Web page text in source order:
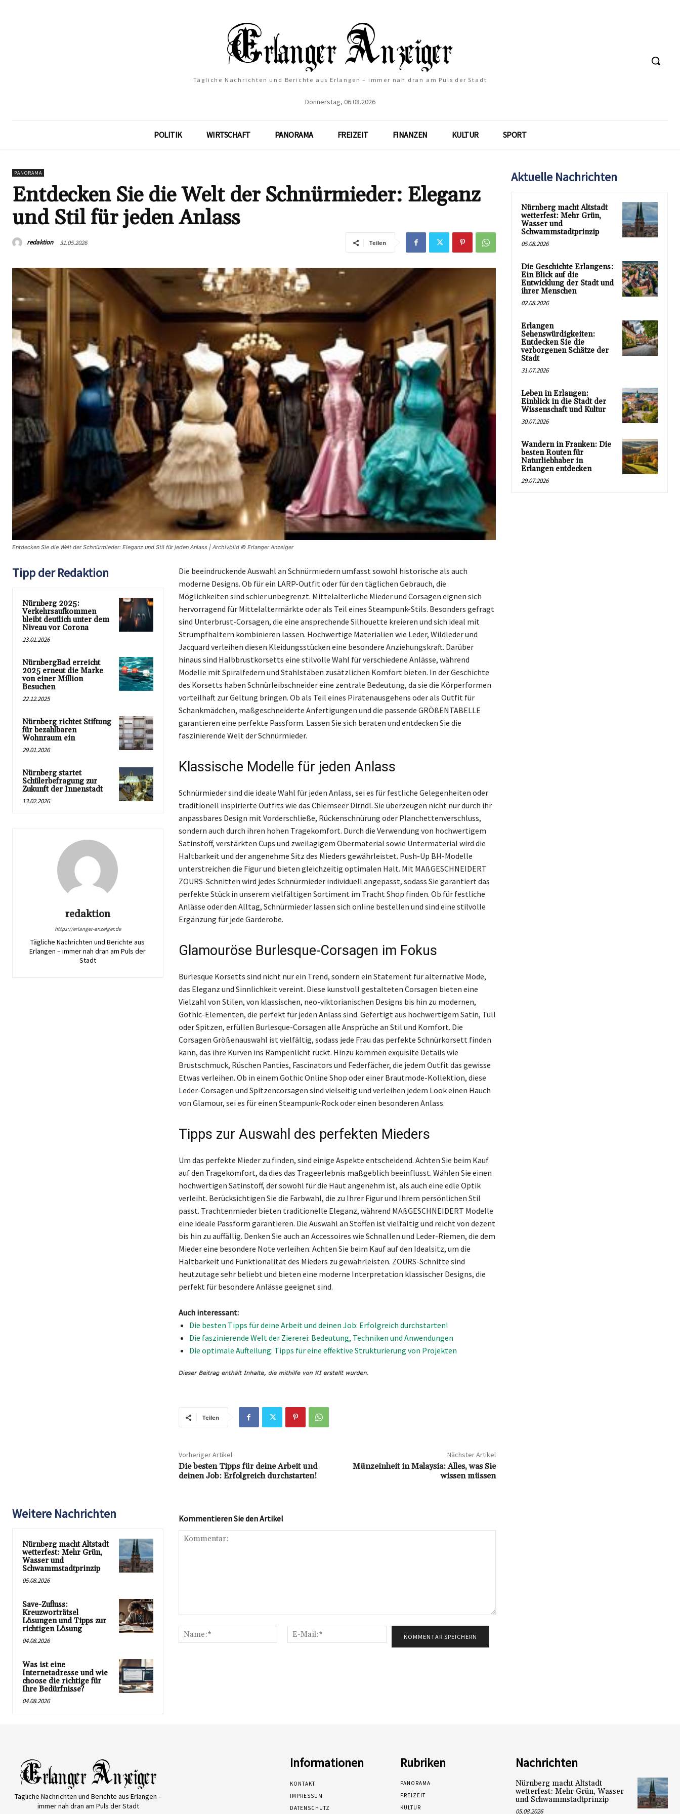
Tägliche Nachrichten und Berichte aus Erlangen – immer nah dran am Puls der Stadt
Donnerstag, 06.08.2026
POLITIK WIRTSCHAFT PANORAMA FREIZEIT FINANZEN KULTUR SPORT
PANORAMA
Entdecken Sie die Welt der Schnürmieder: Eleganz
und Stil für jeden Anlass
redaktion 31.05.2026 Teilen
Entdecken Sie die Welt der Schnürmieder: Eleganz und Stil für jeden Anlass | Archivbild © Erlanger Anzeiger
Tipp der Redaktion
Nürnberg 2025:
Verkehrsaufkommen
bleibt deutlich unter dem
Niveau vor Corona
23.01.2026
NürnbergBad erreicht
2025 erneut die Marke
von einer Million
Besuchen
22.12.2025
Nürnberg richtet Stiftung
für bezahlbaren
Wohnraum ein
29.01.2026
Nürnberg startet
Schülerbefragung zur
Zukunft der Innenstadt
13.02.2026
redaktion
https://erlanger-anzeiger.de
Tägliche Nachrichten und Berichte aus
Erlangen – immer nah dran am Puls der
Stadt
Die beeindruckende Auswahl an Schnürmiedern umfasst sowohl historische als auch
moderne Designs. Ob für ein LARP-Outfit oder für den täglichen Gebrauch, die
Möglichkeiten sind schier unbegrenzt. Mittelalterliche Mieder und Corsagen eignen sich
hervorragend für Mittelaltermärkte oder als Teil eines Steampunk-Stils. Besonders gefragt
sind Unterbrust-Corsagen, die eine ansprechende Silhouette kreieren und sich ideal mit
Strumpfhaltern kombinieren lassen. Hochwertige Materialien wie Leder, Wildleder und
Jacquard verleihen diesen Kleidungsstücken eine besondere Anziehungskraft. Darüber
hinaus sind Halbbrustkorsetts eine stilvolle Wahl für verschiedene Anlässe, während
Modelle mit Spiralfedern und Stahlstäben zusätzlichen Komfort bieten. In der Geschichte
des Korsetts haben Schnürleibschneider eine zentrale Bedeutung, da sie die Körperformen
vorteilhaft zur Geltung bringen. Ob als Teil eines Piratenausgehens oder als Outfit für
Schankmädchen, maßgeschneiderte Anfertigungen und die passende GRÖßENTABELLE
garantieren eine perfekte Passform. Lassen Sie sich beraten und entdecken Sie die
faszinierende Welt der Schnürmieder.
Klassische Modelle für jeden Anlass
Schnürmieder sind die ideale Wahl für jeden Anlass, sei es für festliche Gelegenheiten oder
traditionell inspirierte Outfits wie das Chiemseer Dirndl. Sie überzeugen nicht nur durch ihr
anpassbares Design mit Vorderschließe, Rückenschnürung oder Planchettenverschluss,
sondern auch durch ihren hohen Tragekomfort. Durch die Verwendung von hochwertigem
Satinstoff, verstärkten Cups und zweilagigem Obermaterial sowie Untermaterial wird die
Haltbarkeit und der angenehme Sitz des Mieders gewährleistet. Push-Up BH-Modelle
unterstreichen die Figur und bieten gleichzeitig optimalen Halt. Mit MAßGESCHNEIDERT
ZOURS-Schnitten wird jedes Schnürmieder individuell angepasst, sodass Sie garantiert das
perfekte Stück in unserem vielfältigen Sortiment im Tracht Shop finden. Ob für festliche
Anlässe oder den Alltag, Schnürmieder lassen sich online bestellen und sind eine stilvolle
Ergänzung für jede Garderobe.
Glamouröse Burlesque-Corsagen im Fokus
Burlesque Korsetts sind nicht nur ein Trend, sondern ein Statement für alternative Mode,
das Eleganz und Sinnlichkeit vereint. Diese kunstvoll gestalteten Corsagen bieten eine
Vielzahl von Stilen, von klassischen, neo-viktorianischen Designs bis hin zu modernen,
Gothic-Elementen, die perfekt für jeden Anlass sind. Gefertigt aus hochwertigem Satin, Tüll
oder Spitzen, erfüllen Burlesque-Corsagen alle Ansprüche an Stil und Komfort. Die
Corsagen Größenauswahl ist vielfältig, sodass jede Frau das perfekte Schnürkorsett finden
kann, das ihre Kurven ins Rampenlicht rückt. Hinzu kommen exquisite Details wie
Brustschmuck, Rüschen Panties, Fascinators und Federfächer, die jedem Outfit das gewisse
Etwas verleihen. Ob in einem Gothic Online Shop oder einer Brautmode-Kollektion, diese
Leder-Corsagen und Spitzencorsagen sind vielseitig und verleihen jedem Look einen Hauch
von Glamour, sei es für einen Steampunk-Rock oder einen besonderen Anlass.
Tipps zur Auswahl des perfekten Mieders
Um das perfekte Mieder zu finden, sind einige Aspekte entscheidend. Achten Sie beim Kauf
auf den Tragekomfort, da dies das Trageerlebnis maßgeblich beeinflusst. Wählen Sie einen
hochwertigen Satinstoff, der sowohl für die Haut angenehm ist, als auch eine edle Optik
verleiht. Berücksichtigen Sie die Farbwahl, die zu Ihrer Figur und Ihrem persönlichen Stil
passt. Trachtenmieder bieten traditionelle Eleganz, während MAßGESCHNEIDERT Modelle
eine ideale Passform garantieren. Die Auswahl an Stoffen ist vielfältig und reicht von dezent
bis hin zu auffällig. Denken Sie auch an Accessoires wie Schnallen und Leder-Riemen, die dem
Mieder eine besondere Note verleihen. Achten Sie beim Kauf auf den Idealsitz, um die
Haltbarkeit und Funktionalität des Mieders zu gewährleisten. ZOURS-Schnitte sind
heutzutage sehr beliebt und bieten eine moderne Interpretation klassischer Designs, die
perfekt für besondere Anlässe geeignet sind.
Auch interessant:
Die besten Tipps für deine Arbeit und deinen Job: Erfolgreich durchstarten!
Die faszinierende Welt der Ziererei: Bedeutung, Techniken und Anwendungen
Die optimale Aufteilung: Tipps für eine effektive Strukturierung von Projekten
Teilen
Vorheriger Artikel
Die besten Tipps für deine Arbeit und
deinen Job: Erfolgreich durchstarten!
Nächster Artikel
Münzeinheit in Malaysia: Alles, was Sie
wissen müssen
Weitere Nachrichten
Nürnberg macht Altstadt
wetterfest: Mehr Grün,
Wasser und
Schwammstadtprinzip
05.08.2026
Save-Zufluss:
Kreuzworträtsel
Lösungen und Tipps zur
richtigen Lösung
04.08.2026
Was ist eine
Internetadresse und wie
choose die richtige für
Ihre Bedürfnisse?
04.08.2026
Kommentieren Sie den Artikel
Name:*
Mail:*
Aktuelle Nachrichten
Nürnberg macht Altstadt
wetterfest: Mehr Grün,
Wasser und
Schwammstadtprinzip
05.08.2026
Die Geschichte Erlangens:
Ein Blick auf die
Entwicklung der Stadt und
ihrer Menschen
02.08.2026
Erlangen
Sehenswürdigkeiten:
Entdecken Sie die
verborgenen Schätze der
Stadt
31.07.2026
Leben in Erlangen:
Einblick in die Stadt der
Wissenschaft und Kultur
30.07.2026
Wandern in Franken: Die
besten Routen für
Naturliebhaber in
Erlangen entdecken
29.07.2026
Tägliche Nachrichten und Berichte aus Erlangen –
immer nah dran am Puls der Stadt
Informationen
KONTAKT
IMPRESSUM
DATENSCHUTZ
Rubriken
PANORAMA
FREIZEIT
KULTUR
Nachrichten
Nürnberg macht Altstadt
wetterfest: Mehr Grün, Wasser
und Schwammstadtprinzip
05.08.2026